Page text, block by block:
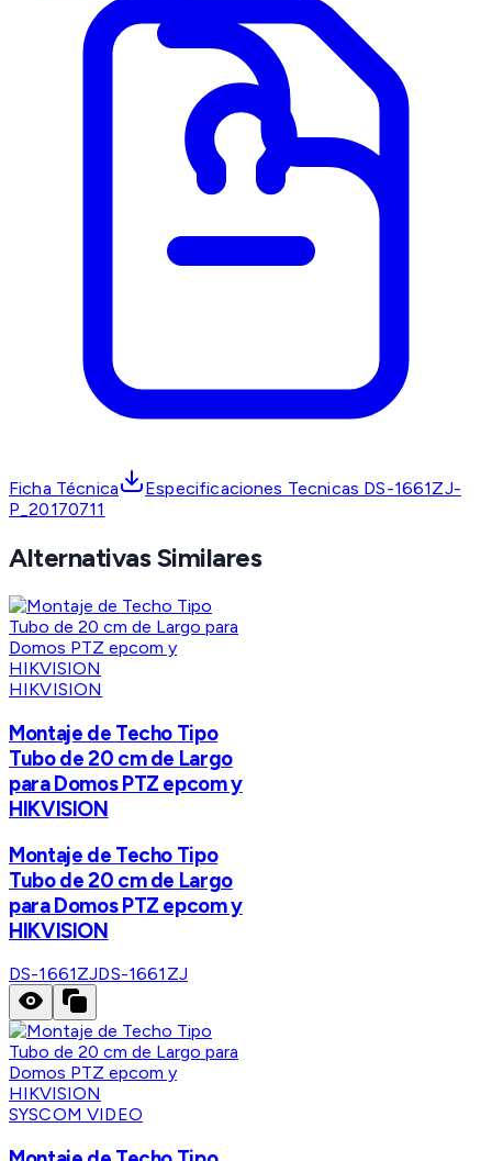
Ficha Técnica
Especificaciones Tecnicas DS-1661ZJ-
P_20170711
Alternativas Similares
HIKVISION
Montaje de Techo Tipo
Tubo de 20 cm de Largo
para Domos PTZ epcom y
HIKVISION
Montaje de Techo Tipo
Tubo de 20 cm de Largo
para Domos PTZ epcom y
HIKVISION
DS-1661ZJDS-1661ZJ
SYSCOM VIDEO